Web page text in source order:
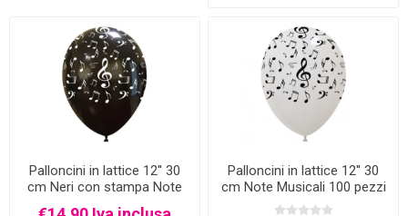
Palloncini in lattice 12'' 30
cm Neri con stampa Note
Musicali 100 pezzi
Palloncini in lattice 12'' 30
cm Note Musicali 100 pezzi